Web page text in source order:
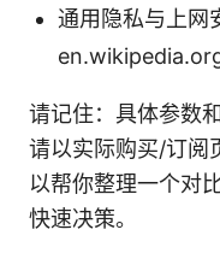
通用隐私与上网
请记住：具体参数
请以实际购买/订阅
以帮你整理一个对
快速决策。